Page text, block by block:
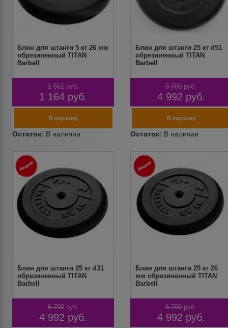
Блин для штанги 5 кг 26 мм
обрезиненный TITAN
Barbell
1 561 руб.
1 164 руб.
Блин для штанги 25 кг d51
обрезиненный TITAN
Barbell
6 700 руб.
4 992 руб.
Блин для штанги 25 кг d31
обрезиненный TITAN
Barbell
6 700 руб.
4 992 руб.
Блин для штанги 25 кг 26
мм обрезиненный TITAN
Barbell
6 700 руб.
4 992 руб.